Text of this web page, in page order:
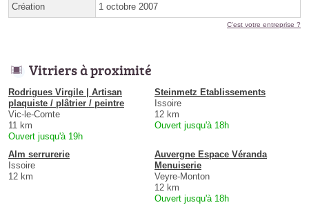
Création 1 octobre 2007
C'est votre entreprise ?
Vitriers à proximité
Rodrigues Virgile | Artisan
plaquiste / plâtrier / peintre
Vic-le-Comte
11 km
Ouvert jusqu'à 19h
Steinmetz Etablissements
Issoire
12 km
Ouvert jusqu'à 18h
Alm serrurerie
Issoire
12 km
Auvergne Espace Véranda
Menuiserie
Veyre-Monton
12 km
Ouvert jusqu'à 18h